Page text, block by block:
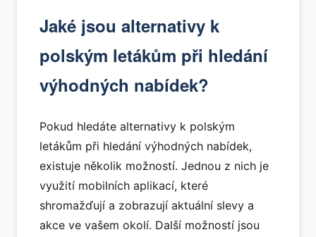
Jaké jsou alternativy k
polským letákům při hledání
výhodných nabídek?
Pokud hledáte alternativy k polským
letákům při hledání výhodných nabídek,
existuje několik možností. Jednou z nich je
využití mobilních aplikací, které
shromažďují a zobrazují aktuální slevy a
akce ve vašem okolí. Další možností jsou